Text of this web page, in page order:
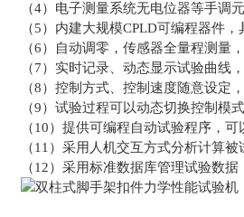
（4）电子测量系统无电位器等手调元
（5）内建大规模CPLD可编程器件，
（6）自动调零，传感器全量程测量，
（7）实时记录、动态显示试验曲线，
（8）控制方式、控制速度随意设定，
（9）试验过程可以动态切换控制模式
（10）提供可编程自动试验程序，可
（11）采用人机交互方式分析计算被
（12）采用标准数据库管理试验数据